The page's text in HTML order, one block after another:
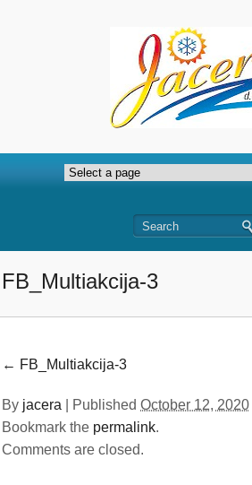
FB_Multiakcija-3
← FB_Multiakcija-3
By jacera PublishedOctober 12, 2020
Bookmark the permalink.
Comments are closed.